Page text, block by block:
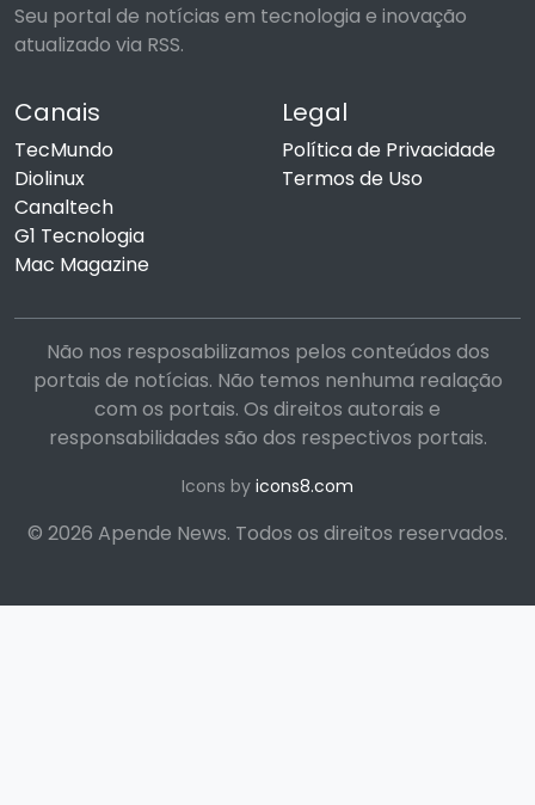
Seu portal de notícias em tecnologia e inovação
atualizado via RSS.
Canais
TecMundo
Diolinux
Canaltech
G1 Tecnologia
Mac Magazine
Legal
Política de Privacidade
Termos de Uso
Não nos resposabilizamos pelos conteúdos dos
portais de notícias. Não temos nenhuma realação
com os portais. Os direitos autorais e
responsabilidades são dos respectivos portais.
Icons by icons8.com
© 2026 Apende News. Todos os direitos reservados.